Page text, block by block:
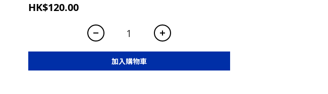
HK$120.00
加入購物車